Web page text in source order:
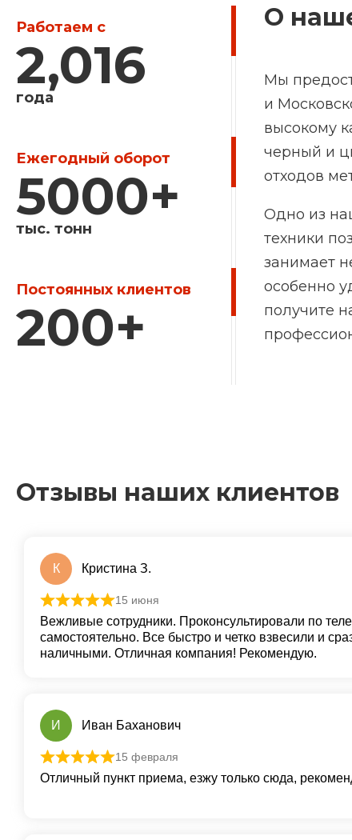
Работаем с
2,016
года
Ежегодный оборот
5000+
тыс. тонн
Постоянных клиентов
200+
О
Мы
и
высокому
черный и
отходов
Одно из
техники
занимает
особенно
получите
Отзывы наших клиентов
К Кристина З.
Оценка
15 июня
Вежливые сотрудники. Проконсультировали по
самостоятельно. Все быстро и четко взвесили и
наличными. Отличная компания! Рекомендую.
И Иван Баханович
Оценка из 5
15 февраля
Отличный пункт приема, езжу только сюда,